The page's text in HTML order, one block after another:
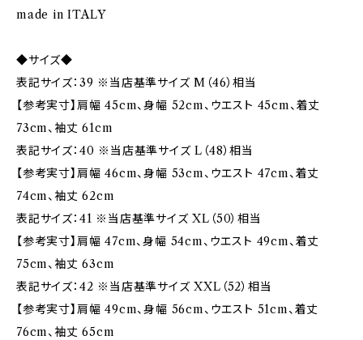
made in ITALY
◆サイズ◆
表記サイズ：39 ※当店基準サイズ M（46）相当
【参考実寸】肩幅 45cm、身幅 52cm、ウエスト 45cm、着丈
73cm、袖丈 61cm
表記サイズ：40 ※当店基準サイズ L（48）相当
【参考実寸】肩幅 46cm、身幅 53cm、ウエスト 47cm、着丈
74cm、袖丈 62cm
表記サイズ：41 ※当店基準サイズ XL（50）相当
【参考実寸】肩幅 47cm、身幅 54cm、ウエスト 49cm、着丈
75cm、袖丈 63cm
表記サイズ：42 ※当店基準サイズ XXL（52）相当
【参考実寸】肩幅 49cm、身幅 56cm、ウエスト 51cm、着丈
76cm、袖丈 65cm